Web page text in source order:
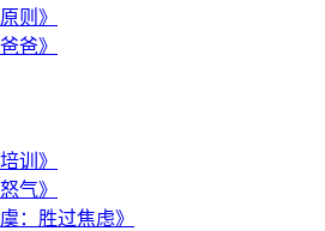
则》
爸》
训》
气》
：胜过焦虑》